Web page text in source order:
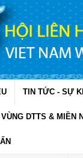
TIN TỨC - SỰ
DTTS & MIỀN